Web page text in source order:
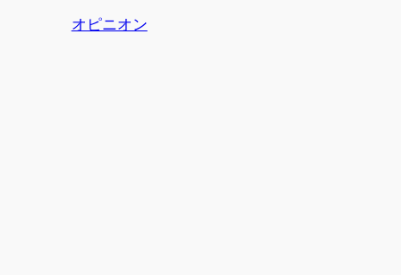
関連理由
オピニオン